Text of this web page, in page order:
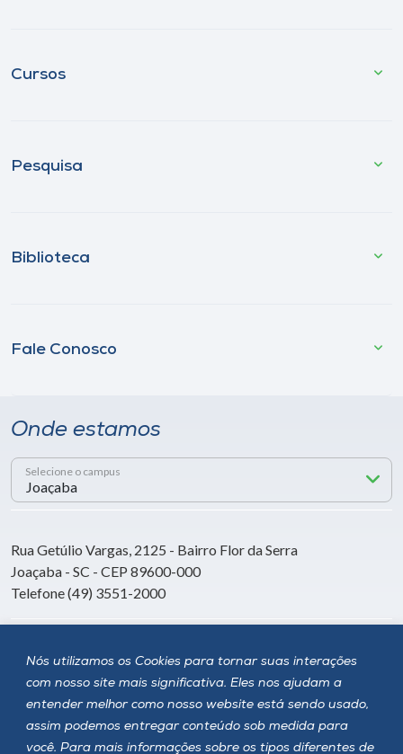
Nós utilizamos os Cookies para tornar suas interações
com nosso site mais significativa. Eles nos ajudam a
entender melhor como nosso website está sendo usado,
assim podemos entregar conteúdo sob medida para
você. Para mais informações sobre os tipos diferentes de
Cursos
Pesquisa
Biblioteca
Fale Conosco
Onde estamos
Selecione o campus
Rua Getúlio Vargas, 2125 - Bairro Flor da Serra
Joaçaba - SC - CEP 89600-000
Telefone (49) 3551-2000
Siga a Unoesc